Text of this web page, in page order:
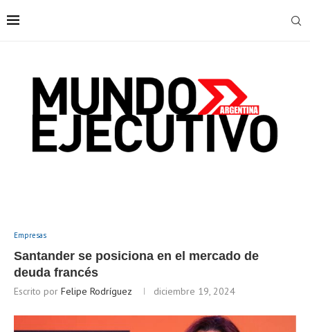
Empresas
Santander se posiciona en el mercado de
deuda francés
Escrito por Felipe Rodríguez diciembre 19, 2024